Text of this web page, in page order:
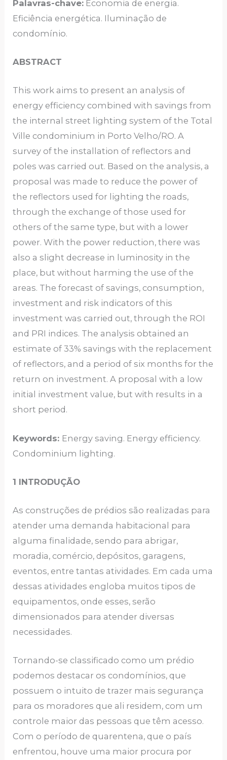
Palavras-chave: Economia de energia.
Eficiência energética. Iluminação de
condomínio.
ABSTRACT
This work aims to present an analysis of
energy efficiency combined with savings from
the internal street lighting system of the Total
Ville condominium in Porto Velho/RO. A
survey of the installation of reflectors and
poles was carried out. Based on the analysis, a
proposal was made to reduce the power of
the reflectors used for lighting the roads,
through the exchange of those used for
others of the same type, but with a lower
power. With the power reduction, there was
also a slight decrease in luminosity in the
place, but without harming the use of the
areas. The forecast of savings, consumption,
investment and risk indicators of this
investment was carried out, through the ROI
and PRI indices. The analysis obtained an
estimate of 33% savings with the replacement
of reflectors, and a period of six months for the
return on investment. A proposal with a low
initial investment value, but with results in a
short period.
Keywords: Energy saving. Energy efficiency.
Condominium lighting.
1 INTRODUÇÃO
As construções de prédios são realizadas para
atender uma demanda habitacional para
alguma finalidade, sendo para abrigar,
moradia, comércio, depósitos, garagens,
eventos, entre tantas atividades. Em cada uma
dessas atividades engloba muitos tipos de
equipamentos, onde esses, serão
dimensionados para atender diversas
necessidades.
Tornando-se classificado como um prédio
podemos destacar os condomínios, que
possuem o intuito de trazer mais segurança
para os moradores que ali residem, com um
controle maior das pessoas que têm acesso.
Com o período de quarentena, que o país
enfrentou, houve uma maior procura por